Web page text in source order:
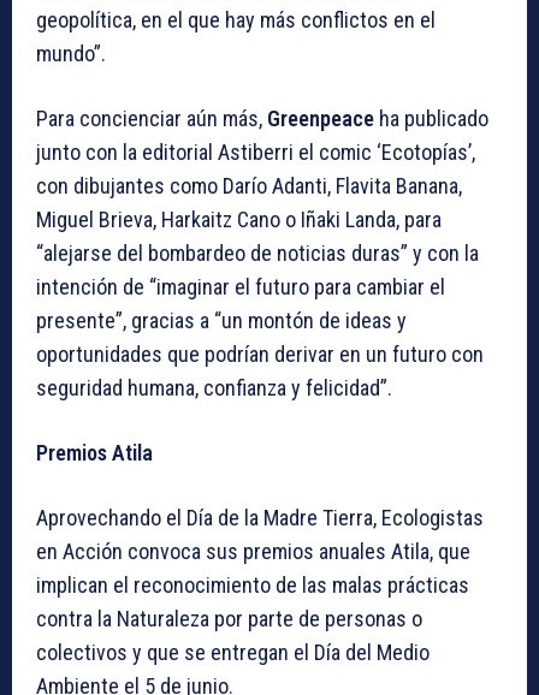
geopolítica, en el que hay más conflictos en el
mundo”.
Para concienciar aún más, Greenpeace ha publicado
junto con la editorial Astiberri el comic ‘Ecotopías’,
con dibujantes como Darío Adanti, Flavita Banana,
Miguel Brieva, Harkaitz Cano o Iñaki Landa, para
“alejarse del bombardeo de noticias duras” y con la
intención de “imaginar el futuro para cambiar el
presente”, gracias a “un montón de ideas y
oportunidades que podrían derivar en un futuro con
seguridad humana, confianza y felicidad”.
Premios Atila
Aprovechando el Día de la Madre Tierra, Ecologistas
en Acción convoca sus premios anuales Atila, que
implican el reconocimiento de las malas prácticas
contra la Naturaleza por parte de personas o
colectivos y que se entregan el Día del Medio
Ambiente el 5 de junio.